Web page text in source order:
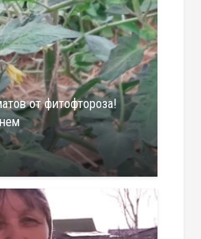
от фитофтороза!